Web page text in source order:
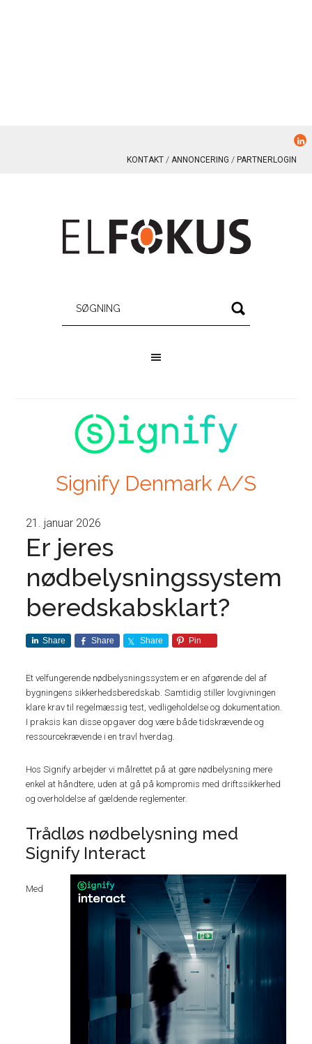
KONTAKT ANNONCERING PARTNERLOGIN
Signify Denmark A/S
21. januar 2026
Er jeres
nødbelysningssystem
beredskabsklart?
Share Share Share Pin
Et velfungerende nødbelysningssystem er en afgørende del af
bygningens sikkerhedsberedskab. Samtidig stiller lovgivningen
klare krav til regelmæssig test, vedligeholdelse og dokumentation.
I praksis kan disse opgaver dog være både tidskrævende og
ressourcekrævende i en travl hverdag.
Hos Signify arbejder vi målrettet på at gøre nødbelysning mere
enkel at håndtere, uden at gå på kompromis med driftssikkerhed
og overholdelse af gældende reglementer.
Trådløs nødbelysning med
Signify Interact
Med